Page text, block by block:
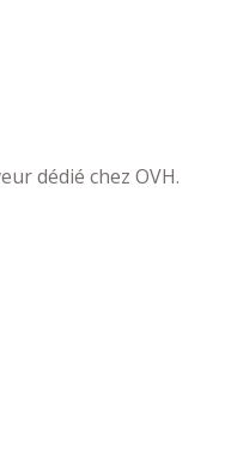
dédié chez OVH.